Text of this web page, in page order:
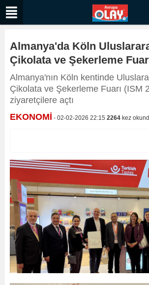
Almanya'da Köln
Çikolata ve Şekerleme
Almanya'nın Köln kentinde
Çikolata ve Şekerleme Fuarı (ISM
ziyaretçilere açtı
EKONOMİ - 02-02-2026 22:15 2264 kez